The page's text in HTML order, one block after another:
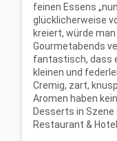
feinen Essens
glücklicherweise
kreiert, würde
Gourmetabends
fantastisch, dass
kleinen und
Cremig, zart,
Aromen haben
Desserts in Szene
Restaurant &